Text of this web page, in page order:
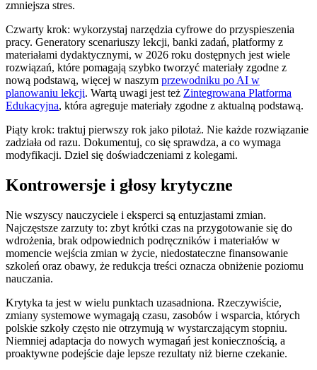
zmniejsza stres.
Czwarty krok: wykorzystaj narzędzia cyfrowe do przyspieszenia
pracy. Generatory scenariuszy lekcji, banki zadań, platformy z
materiałami dydaktycznymi, w 2026 roku dostępnych jest wiele
rozwiązań, które pomagają szybko tworzyć materiały zgodne z
nową podstawą, więcej w naszym przewodniku po AI w
planowaniu lekcji. Wartą uwagi jest też Zintegrowana Platforma
Edukacyjna, która agreguje materiały zgodne z aktualną podstawą.
Piąty krok: traktuj pierwszy rok jako pilotaż. Nie każde rozwiązanie
zadziała od razu. Dokumentuj, co się sprawdza, a co wymaga
modyfikacji. Dziel się doświadczeniami z kolegami.
Kontrowersje i głosy krytyczne
Nie wszyscy nauczyciele i eksperci są entuzjastami zmian.
Najczęstsze zarzuty to: zbyt krótki czas na przygotowanie się do
wdrożenia, brak odpowiednich podręczników i materiałów w
momencie wejścia zmian w życie, niedostateczne finansowanie
szkoleń oraz obawy, że redukcja treści oznacza obniżenie poziomu
nauczania.
Krytyka ta jest w wielu punktach uzasadniona. Rzeczywiście,
zmiany systemowe wymagają czasu, zasobów i wsparcia, których
polskie szkoły często nie otrzymują w wystarczającym stopniu.
Niemniej adaptacja do nowych wymagań jest koniecznością, a
proaktywne podejście daje lepsze rezultaty niż bierne czekanie.